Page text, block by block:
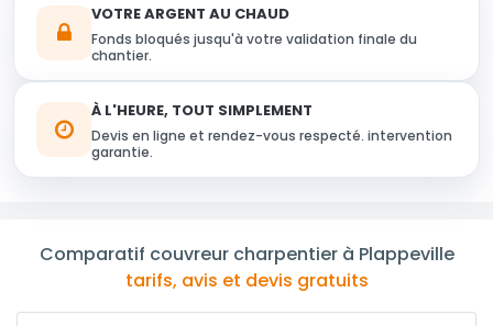
VOTRE ARGENT AU CHAUD
Fonds bloqués jusqu'à votre validation finale du
chantier.
À L'HEURE, TOUT SIMPLEMENT
Devis en ligne et rendez-vous respecté. intervention
garantie.
Comparatif couvreur charpentier à Plappeville
tarifs, avis et devis gratuits